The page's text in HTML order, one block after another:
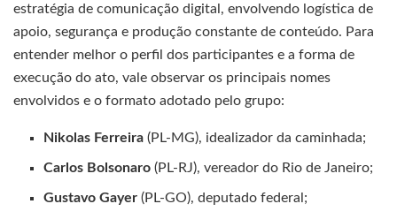
estratégia de comunicação digital, envolvendo logística de
apoio, segurança e produção constante de conteúdo. Para
entender melhor o perfil dos participantes e a forma de
execução do ato, vale observar os principais nomes
envolvidos e o formato adotado pelo grupo:
Nikolas Ferreira (PL-MG), idealizador da caminhada;
Carlos Bolsonaro (PL-RJ), vereador do Rio de Janeiro;
Gustavo Gayer (PL-GO), deputado federal;